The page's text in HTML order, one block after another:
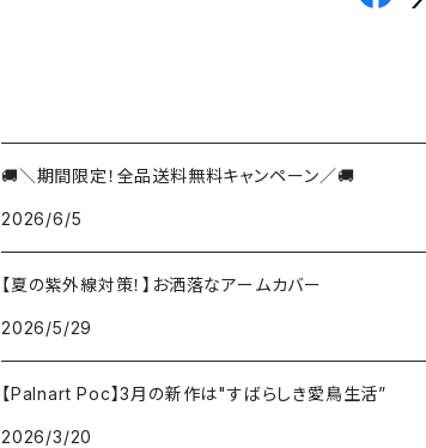
🚚＼期間限定！全品送料無料キャンペーン／🚚
2026/6/5
【夏の紫外線対策！】お洒落なアームカバー
2026/5/29
【Palnart Poc】3月の新作は"すばらしき愛鳥生活”
2026/3/20